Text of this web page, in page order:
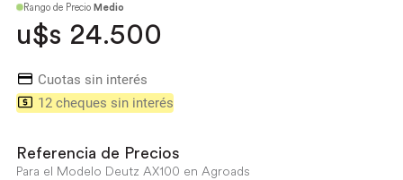
Rango de Precio Medio
u$s 24.500
Cuotas sin interés
12 cheques sin interés
Referencia de Precios
Para el Modelo Deutz AX100 en Agroads